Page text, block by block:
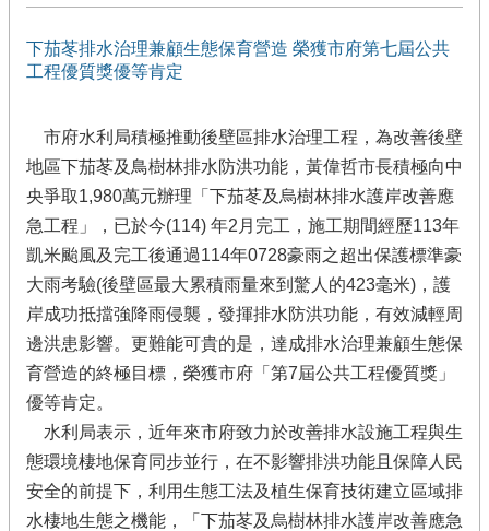
下茄苳排水治理兼顧生態保育營造 榮獲市府第七屆公共
工程優質獎優等肯定
市府水利局積極推動後壁區排水治理工程，為改善後壁
地區下茄苳及鳥樹林排水防洪功能，黃偉哲市長積極向中
央爭取1,980萬元辦理「下茄苳及烏樹林排水護岸改善應
急工程」，已於今(114) 年2月完工，施工期間經歷113年
凱米颱風及完工後通過114年0728豪雨之超出保護標準豪
大雨考驗(後壁區最大累積雨量來到驚人的423毫米)，護
岸成功抵擋強降雨侵襲，發揮排水防洪功能，有效減輕周
邊洪患影響。更難能可貴的是，達成排水治理兼顧生態保
育營造的終極目標，榮獲市府「第7屆公共工程優質獎」
優等肯定。
水利局表示，近年來市府致力於改善排水設施工程與生
態環境棲地保育同步並行，在不影響排洪功能且保障人民
安全的前提下，利用生態工法及植生保育技術建立區域排
水棲地生態之機能，「下茄苳及烏樹林排水護岸改善應急